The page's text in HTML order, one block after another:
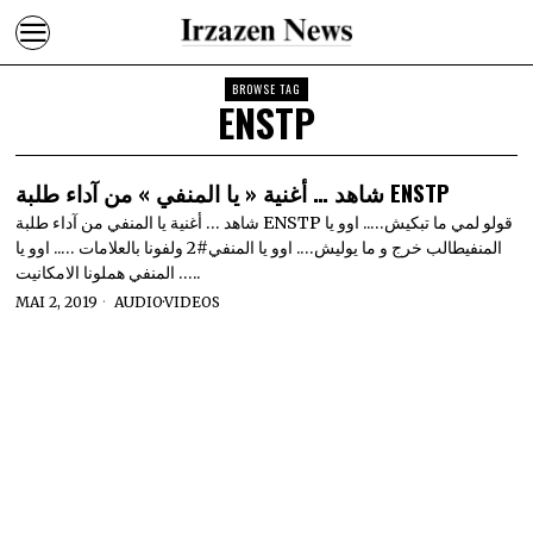
BROWSE TAG
ENSTP
شاهد … أغنية « يا المنفي » من آداء طلبة ENSTP
شاهد … أغنية يا المنفي من آداء طلبة ENSTP قولو لمي ما تبكيش….. اوو يا
المنفيطالب خرج و ما يوليش…. اوو يا المنفي#2 ولفونا بالعلامات ….. اوو يا
المنفي هملونا الامكانيت …..
MAI 2, 2019 AUDIO·VIDEOS